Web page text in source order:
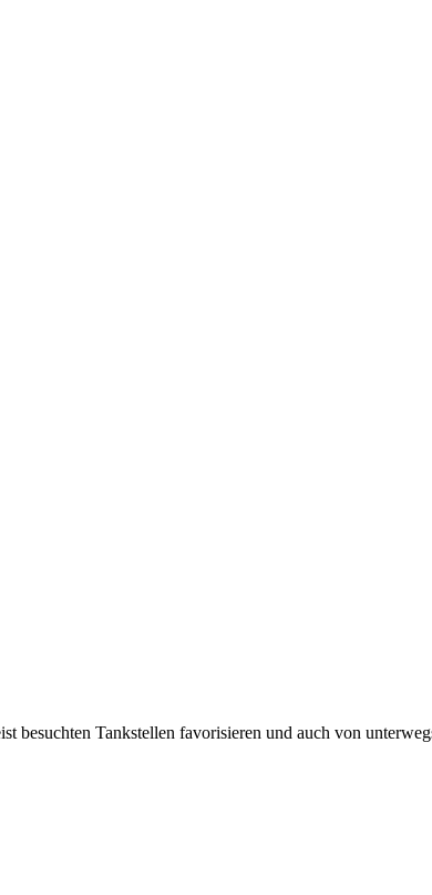
besuchten Tankstellen favorisieren und auch von